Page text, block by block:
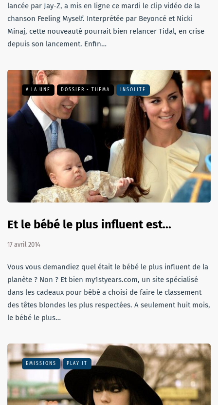
lancée par Jay-Z, a mis en ligne ce mardi le clip vidéo de la
chanson Feeling Myself. Interprétée par Beyoncé et Nicki
Minaj, cette nouveauté pourrait bien relancer Tidal, en crise
depuis son lancement. Enfin…
A LA UNE DOSSIER - THEMA INSOLITE
Et le bébé le plus influent est...
17 avril 2014
Vous vous demandiez quel était le bébé le plus influent de la
planète ? Non ? Et bien my1styears.com, un site spécialisé
dans les cadeaux pour bébé a choisi de faire le classement
des têtes blondes les plus respectées. A seulement huit mois,
le bébé le plus…
EMISSIONS PLAY IT